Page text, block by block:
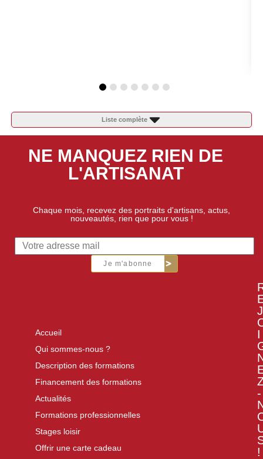
Liste complète
NE MANQUEZ RIEN DE
L'ARTISANAT
Chaque mois, recevez des portraits d'artisans, actus,
nouveautés, rien que pour vous !
Je m'abonne
Accueil
Qui sommes-nous ?
Description des formations
Financement des formations
Actualités
Formations professionnelles
Stages loisir
Offrir une carte cadeau
J
I
-
!